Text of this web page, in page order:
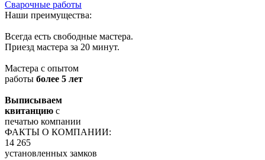
Сварочные работы
Наши преимущества:
Всегда есть свободные мастера.
Приезд мастера за 20 минут.
Мастера с опытом
работы более 5 лет
Выписываем
квитанцию с
печатью компании
ФАКТЫ О КОМПАНИИ:
14 265
установленных замков